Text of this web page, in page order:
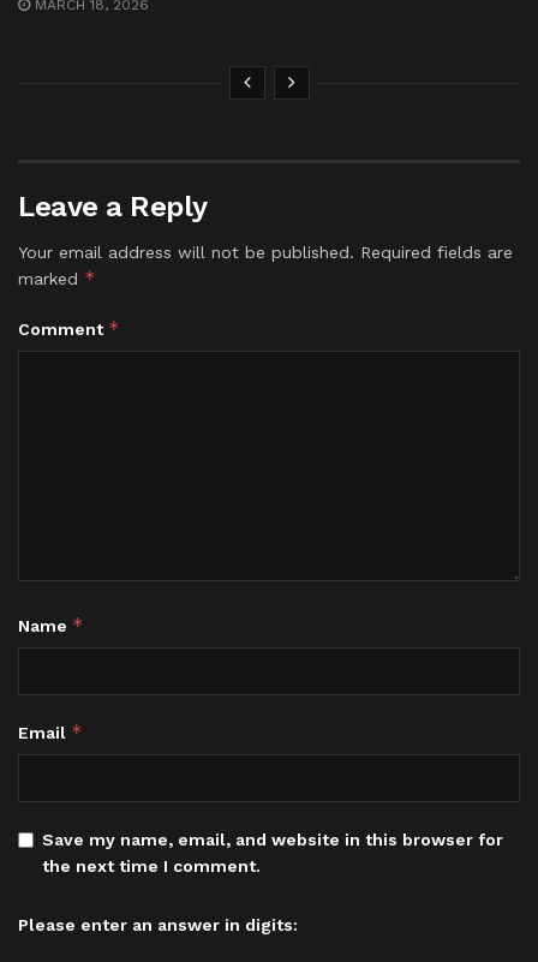
MARCH 18, 2026
Leave a Reply
Your email address will not be published. Required fields are
marked *
Comment *
Name *
Email *
Save my name, email, and website in this browser for
the next time I comment.
Please enter an answer in digits: